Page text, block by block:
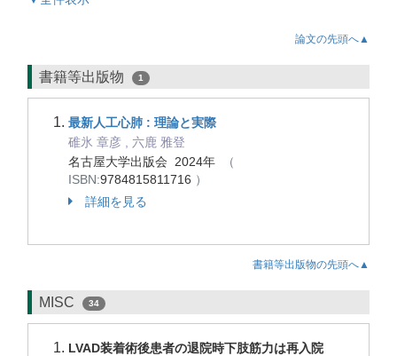
論文の先頭へ▲
書籍等出版物 1
最新人工心肺 : 理論と実際
碓氷 章彦 , 六鹿 雅登
名古屋大学出版会 2024年
（
ISBN:9784815811716 ）
詳細を見る
書籍等出版物の先頭へ▲
MISC 34
LVAD装着術後患者の退院時下肢筋力は再入院